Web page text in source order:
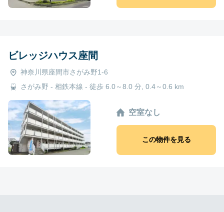
ビレッジハウス座間
神奈川県座間市さがみ野1-6
さがみ野 - 相鉄本線 - 徒歩 6.0～8.0 分, 0.4～0.6 km
空室なし
この物件を見る